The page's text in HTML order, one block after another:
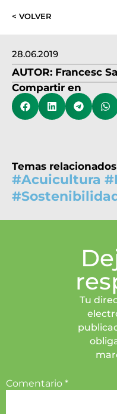
28.06.2019
AUTOR: Francesc
Compartir en
Temas relacionados
#Acuicultura #
#
< VOLVER
Tu
Comentario *